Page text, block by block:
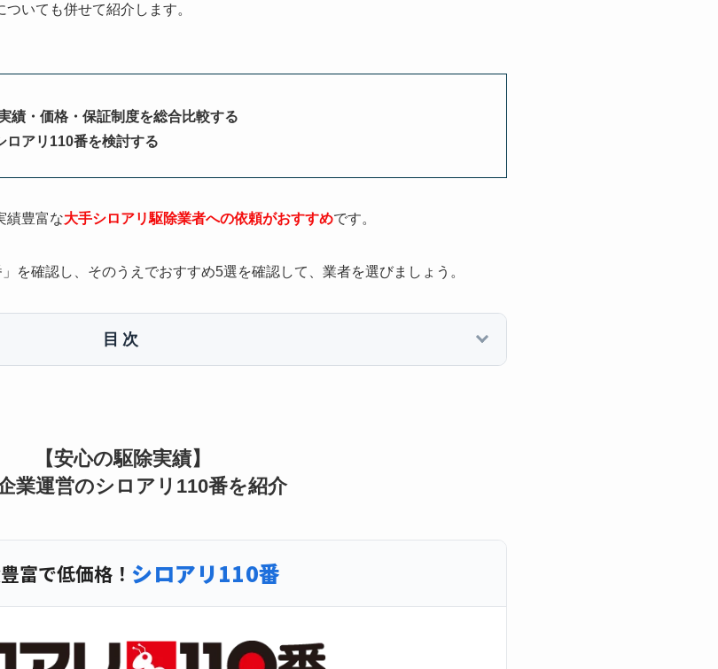
いても併せて紹介します。
績・価格・保証制度を総合比較する
ロアリ110番を検討する
績豊富な大手シロアリ駆除業者への依頼がおすすめです。
を確認し、そのうえでおすすめ5選を確認して、業者を選びましょう。
目次
【安心の駆除実績】
業運営のシロアリ110番を紹介
富で低価格！ シロアリ110番